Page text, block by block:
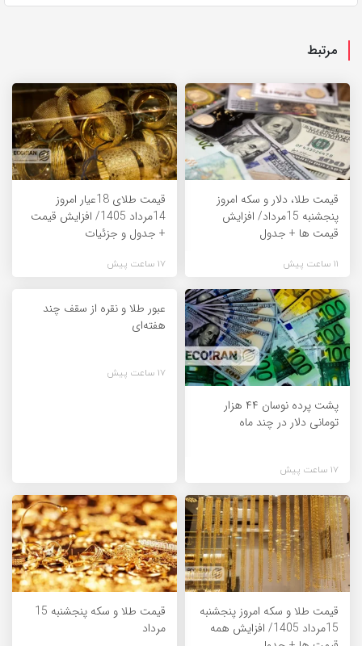
مرتبط
قیمت طلا، دلار و سکه امروز
پنجشنبه 15مرداد/ افزایش
قیمت ها + جدول
11 ساعت پیش
قیمت طلای 18عیار امروز
14مرداد 1405/ افزایش قیمت
+ جدول و جزئیات
17 ساعت پیش
پشت پرده نوسان ۴۴ هزار
تومانی دلار در چند ماه
17 ساعت پیش
عبور طلا و نقره از سقف چند
هفته‌ای
17 ساعت پیش
قیمت طلا و سکه امروز پنجشنبه
15مرداد 1405/ افزایش همه
قیمت طلا و سکه پنجشنبه 15
مرداد